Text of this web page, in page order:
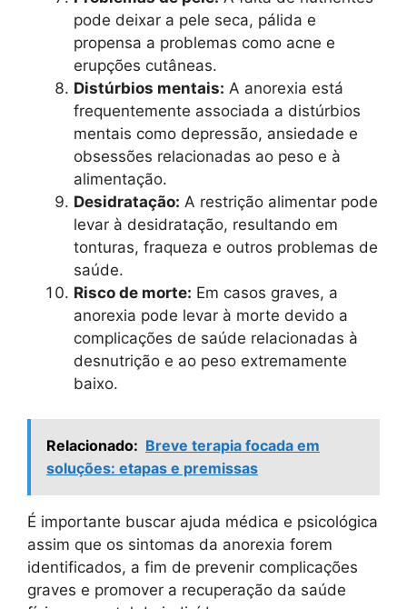
pode deixar a pele seca, pálida e
propensa a problemas como acne e
erupções cutâneas.
Distúrbios mentais: A anorexia está
frequentemente associada a distúrbios
mentais como depressão, ansiedade e
obsessões relacionadas ao peso e à
alimentação.
Desidratação: A restrição alimentar pode
levar à desidratação, resultando em
tonturas, fraqueza e outros problemas de
saúde.
Risco de morte: Em casos graves, a
anorexia pode levar à morte devido a
complicações de saúde relacionadas à
desnutrição e ao peso extremamente
baixo.
Relacionado: Breve terapia focada em
soluções: etapas e premissas
É importante buscar ajuda médica e psicológica
assim que os sintomas da anorexia forem
identificados, a fim de prevenir complicações
graves e promover a recuperação da saúde